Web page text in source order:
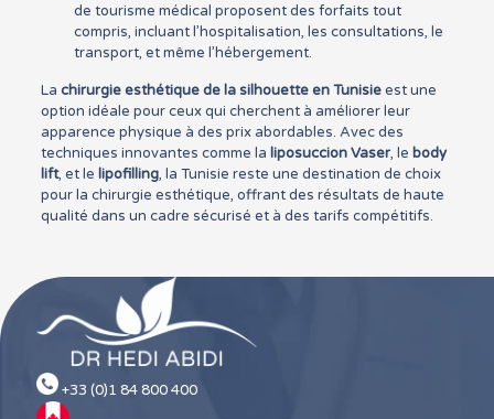
de tourisme médical proposent des forfaits tout
compris, incluant l’hospitalisation, les consultations, le
transport, et même l’hébergement.
La chirurgie esthétique de la silhouette en Tunisieest une
option idéale pour ceux qui cherchent à améliorer leur
apparence physique à des prix abordables. Avec des
techniques innovantes comme la liposuccion Vaser, le body
lift, et le lipofilling, la Tunisie reste une destination de choix
pour la chirurgie esthétique, offrant des résultats de haute
qualité dans un cadre sécurisé et à des tarifs compétitifs.
+33 (0)1 84 800 400